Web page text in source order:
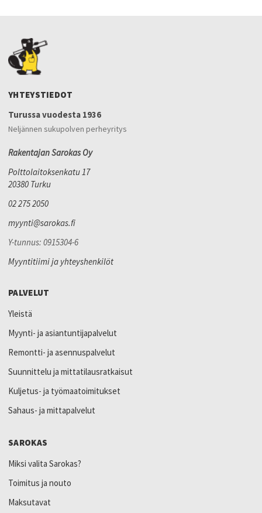
YHTEYSTIEDOT
Turussa vuodesta 1936
Neljännen sukupolven perheyritys
Rakentajan Sarokas Oy
Polttolaitoksenkatu 17
20380 Turku
02 275 2050
myynti@sarokas.fi
Y-tunnus: 0915304-6
Myyntitiimi ja yhteyshenkilöt
PALVELUT
Yleistä
Myynti- ja asiantuntijapalvelut
Remontti- ja asennuspalvelut
Suunnittelu ja mittatilausratkaisut
Kuljetus- ja työmaatoimitukset
Sahaus- ja mittapalvelut
SAROKAS
Miksi valita Sarokas?
Toimitus ja nouto
Maksutavat